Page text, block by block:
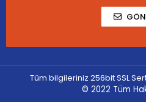
Tüm bilgileriniz 256bit SSL
© 2022 Tüm